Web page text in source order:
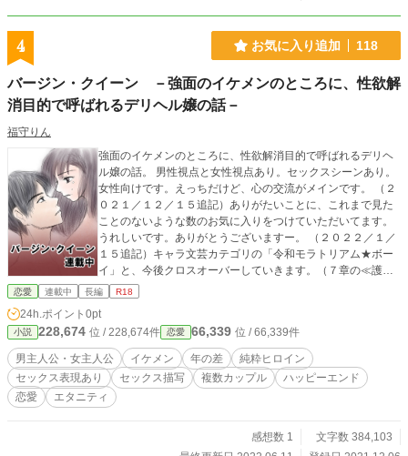
4 お気に入り追加 118
バージン・クイーン －強面のイケメンのところに、性欲解
消目的で呼ばれるデリヘル嬢の話－
福守りん
強面のイケメンのところに、性欲解消目的で呼ばれるデリヘ
ル嬢の話。 男性視点と女性視点あり。セックスシーンあり。
女性向けです。えっちだけど、心の交流がメインです。 （２
０２１／１２／１５追記）ありがたいことに、これまで見た
ことのないような数のお気に入りをつけていただいてます。
うれしいです。ありがとうございますー。 （２０２２／１／
１５追記）キャラ文芸カテゴリの「令和モラトリアム★ボー
イ」と、今後クロスオーバーしていきます。（７章の≪護≫
４に、隼人が祐奈について語るシーンがあります） 向こうを
こうの話も、あわせてお楽しみください。こっちの二人が、
いずれ、向こうの話に出てきたりもします。 （２０２２／１
／２８追記）カクヨムさんでも、連載を始めました。 調整
のため、たまに一日二回更新になることがあります。0:10の
更新はそのままで、昼間とかに追加がある感じです。追加の
分の時間は、その時によって変わると思います。安定して二
ため、毎日更新はしばらくお休みします。 （２０２２／３／
恋愛 連載中 長編 R18
24h.ポイント 0pt
小説 228,674 位 / 228,674件 恋愛 66,339 位 / 66,339件
男主人公・女主人公 イケメン 年の差
純粋ヒロイン
セックス表現あり
セックス描写 複数カップル
ハッピーエンド
恋愛
エタニティ
感想数 1
文字数 384,103